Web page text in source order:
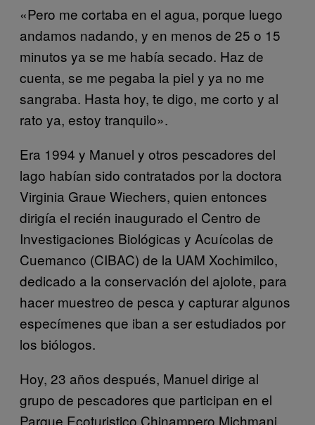
«Pero me cortaba en el agua, porque luego
andamos nadando, y en menos de 25 o 15
minutos ya se me había secado. Haz de
cuenta, se me pegaba la piel y ya no me
sangraba. Hasta hoy, te digo, me corto y al
rato ya, estoy tranquilo».
Era 1994 y Manuel y otros pescadores del
lago habían sido contratados por la doctora
Virginia Graue Wiechers, quien entonces
dirigía el recién inaugurado el Centro de
Investigaciones Biológicas y Acuícolas de
Cuemanco (CIBAC) de la UAM Xochimilco,
dedicado a la conservación del ajolote, para
hacer muestreo de pesca y capturar algunos
especímenes que iban a ser estudiados por
los biólogos.
Hoy, 23 años después, Manuel dirige al
grupo de pescadores que participan en el
Parque Ecoturistico Chinampero Michmani,